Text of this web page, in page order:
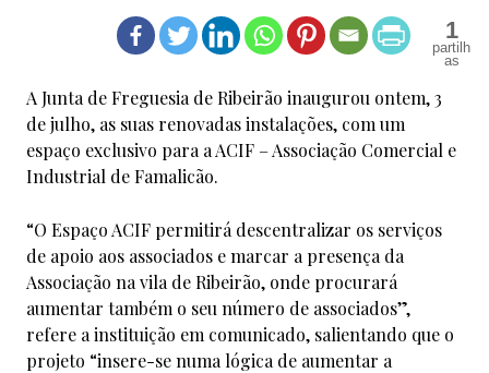
1
A Junta de Freguesia de Ribeirão inaugurou ontem, 3
de julho, as suas renovadas instalações, com um
espaço exclusivo para a ACIF – Associação Comercial e
Industrial de Famalicão.
“O Espaço ACIF permitirá descentralizar os serviços
de apoio aos associados e marcar a presença da
Associação na vila de Ribeirão, onde procurará
aumentar também o seu número de associados”,
refere a instituição em comunicado, salientando que o
projeto “insere-se numa lógica de aumentar a